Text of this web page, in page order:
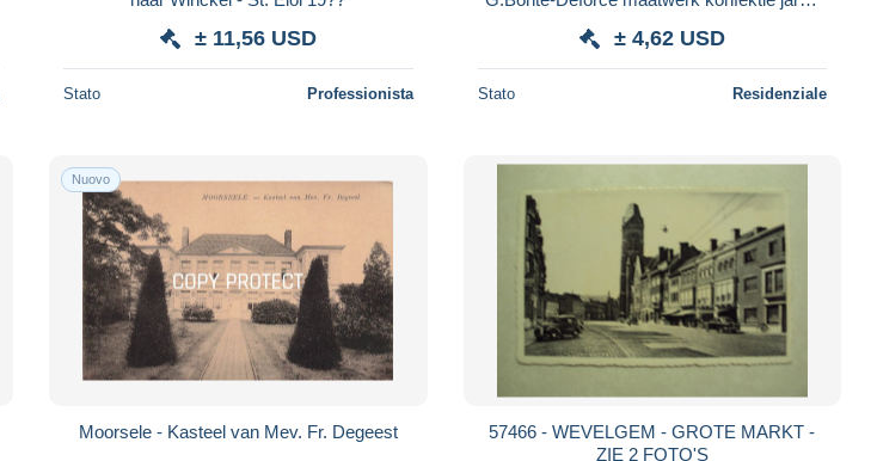
± 11,56 USD
Stato Professionista
± 4,62 USD
Stato Residenziale
Nuovo
Moorsele - Kasteel van Mev. Fr. Degeest
57466 - WEVELGEM - GROTE MARKT -
ZIE 2 FOTO'S